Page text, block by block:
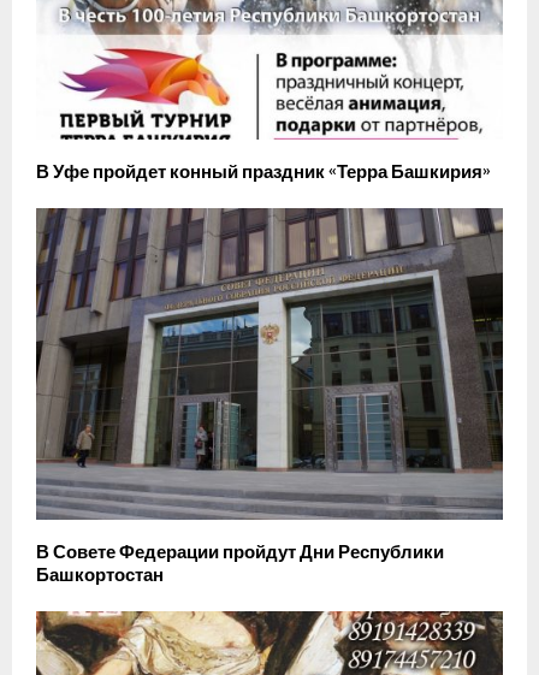
В Уфе пройдет конный праздник «Терра Башкирия»
В Совете Федерации пройдут Дни Республики
Башкортостан